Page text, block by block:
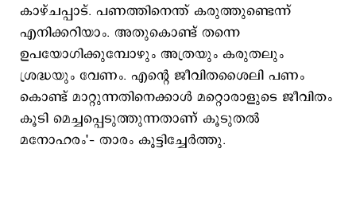
കാഴ്ചപ്പാട്. പണത്തിനെന്ത് കരുത്തുണ്ടെന്ന്
എനിക്കറിയാം. അതുകൊണ്ട് തന്നെ
ഉപയോഗിക്കുമ്പോഴും അത്രയും കരുതലും
ശ്രദ്ധയും വേണം. എന്‍റെ ജീവിതശൈലി പണം
കൊണ്ട് മാറ്റുന്നതിനെക്കാള്‍ മറ്റൊരാളുടെ ജീവിതം
കൂടി മെച്ചപ്പെടുത്തുന്നതാണ് കൂടുതല്‍
മനോഹരം'– താരം കൂട്ടിച്ചേര്‍ത്തു.